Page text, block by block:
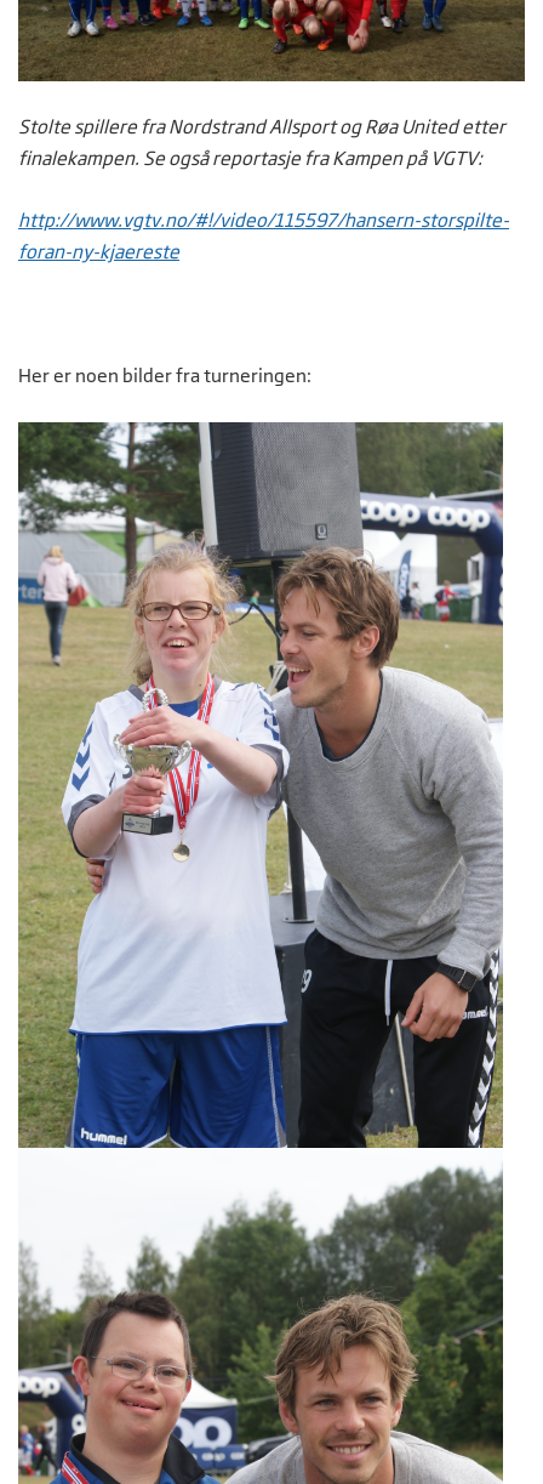
Stolte spillere fra Nordstrand Allsport og Røa United etter
finalekampen. Se også reportasje fra Kampen på VGTV:
http://www.vgtv.no/#!/video/115597/hansern-storspilte-
foran-ny-kjaereste
Her er noen bilder fra turneringen: